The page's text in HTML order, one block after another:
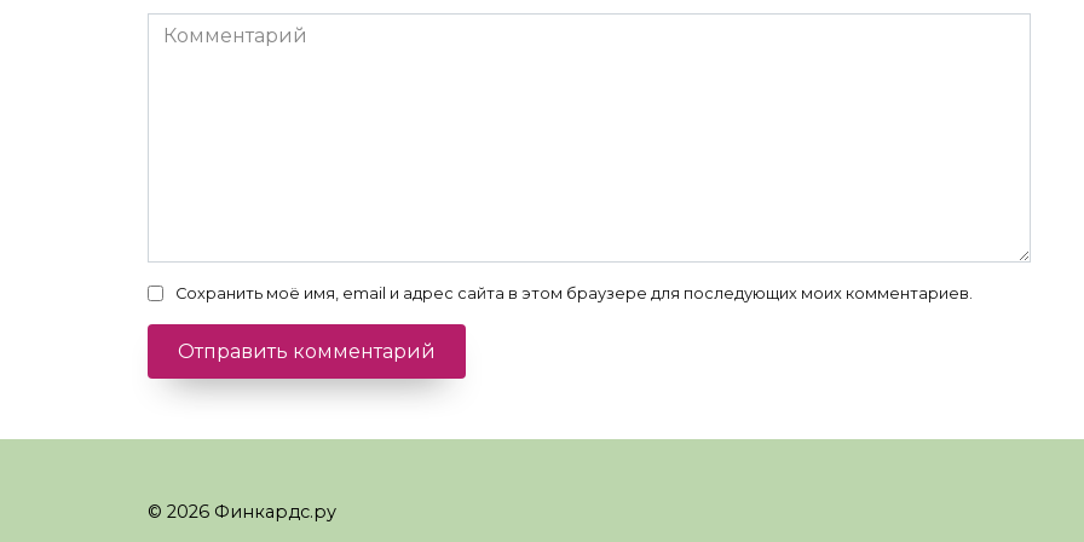
Комментарий
Сохранить моё имя, email и адрес сайта в этом браузере для последующих моих комментариев.
© 2026 Финкардс.ру